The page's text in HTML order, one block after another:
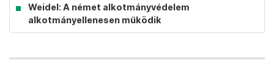
Weidel: A német alkotmányvédelem
alkotmányellenesen működik